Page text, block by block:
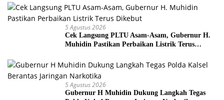
5 Agustus 2026
Cek Langsung PLTU Asam-Asam, Gubernur H.
Muhidin Pastikan Perbaikan Listrik Terus
5 Agustus 2026
Gubernur H Muhidin Dukung Langkah Tegas